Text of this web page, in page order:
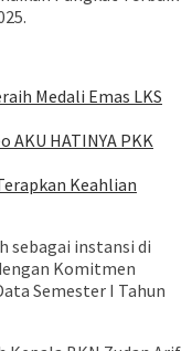
Medali Emas LKS
AKU HATINYA PKK
Keahlian
sebagai instansi di
Komitmen
Semester I Tahun